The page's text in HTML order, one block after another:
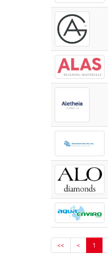
<< < 1